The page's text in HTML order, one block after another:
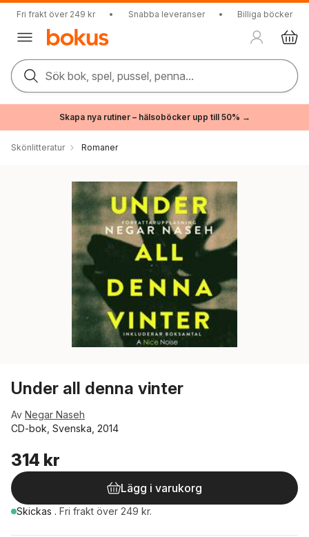
Fri frakt över 249 kr • Snabba leveranser • Billiga böcker
Sök bok, spel, pussel, penna...
Skapa nya rutiner – hälsoböcker upp till 50% →
Skönlitteratur Romaner
Under all denna vinter
Av Negar Naseh
CD-bok, Svenska, 2014
314 kr
Lägg i varukorg
Skickas . Fri frakt över 249 kr.